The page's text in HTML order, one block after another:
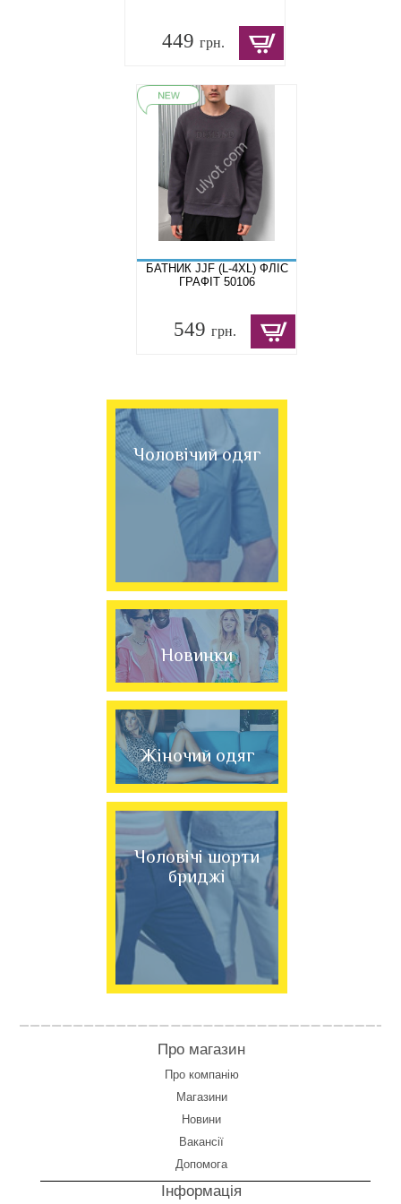
449 грн.
БАТНИК JJF (L-4XL) ФЛІС
ГРАФІТ 50106
549 грн.
Чоловічий одяг
Новинки
Жіночий одяг
Чоловічі шорти
бриджі
Про магазин
Про компанію
Магазини
Новини
Вакансії
Допомога
Інформація